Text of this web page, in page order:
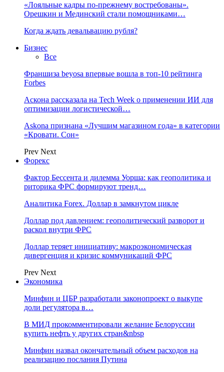
«Лояльные кадры по-прежнему востребованы».
Орешкин и Мединский стали помощниками…
Когда ждать девальвацию рубля?
Бизнес
Все
Франшиза beyosa впервые вошла в топ-10 рейтинга
Forbes
Аскона рассказала на Tech Week о применении ИИ для
оптимизации логистической…
Askona признана «Лучшим магазином года» в категории
«Кровати. Сон»
Prev Next
Форекс
Фактор Бессента и дилемма Уорша: как геополитика и
риторика ФРС формируют тренд…
Аналитика Forex. Доллар в замкнутом цикле
Доллар под давлением: геополитический разворот и
раскол внутри ФРС
Доллар теряет инициативу: макроэкономическая
дивергенция и кризис коммуникаций ФРС
Prev Next
Экономика
Минфин и ЦБР разработали законопроект о выкупе
доли регулятора в…
В МИД прокомментировали желание Белоруссии
купить нефть у других стран&nbsp
Минфин назвал окончательный объем расходов на
реализацию послания Путина